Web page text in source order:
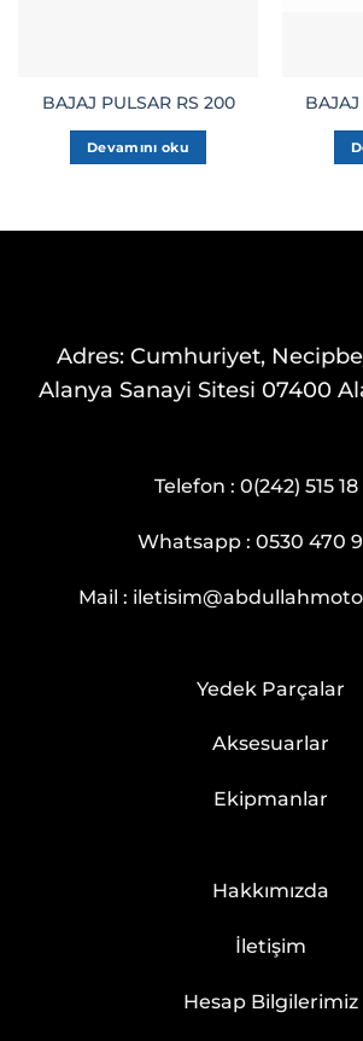
BAJAJ PULSAR RS 200
Devamını oku
Adres: Cumhuriyet,
Alanya Sanayi Sitesi 07400
Telefon : 0(242) 515
Whatsapp : 0530 470
Mail :
Yedek Parçalar
Aksesuarlar
Ekipmanlar
Hakkımızda
İletişim
Hesap Bilgilerimiz